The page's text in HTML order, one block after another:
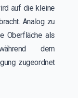
auf die kleine
Analog zu
Oberfläche als
dem
zugeordnet